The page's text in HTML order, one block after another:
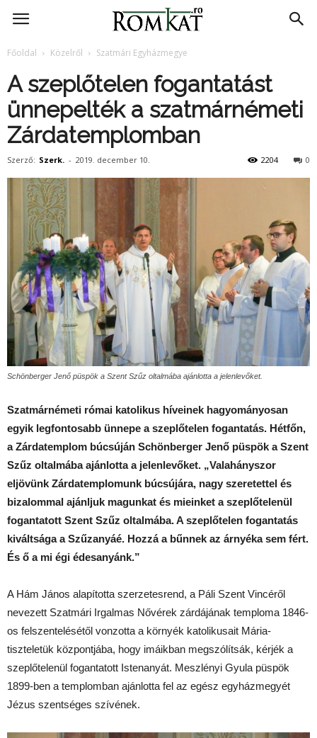
RomKat.ro
Főoldal Közelről Szatmári Egyházmegye
A szeplőtelen fogantatást
ünnepelték a szatmárnémeti
Zárdatemplomban
Szerző: Szerk. - 2019. december 10. 0
2204
Schönberger Jenő püspök a Szent Szűz oltalmába ajánlotta a jelenlevőket.
Szatmárnémeti római katolikus híveinek hagyományosan
egyik legfontosabb ünnepe a szeplőtelen fogantatás. Hétfőn,
a Zárdatemplom búcsúján Schönberger Jenő püspök a Szent
Szűz oltalmába ajánlotta a jelenlevőket. „Valahányszor
eljövünk Zárdatemplomunk búcsújára, nagy szeretettel és
bizalommal ajánljuk magunkat és mieinket a szeplőtelenül
fogantatott Szent Szűz oltalmába. A szeplőtelen fogantatás
kiváltsága a Szűzanyáé. Hozzá a bűnnek az árnyéka sem fért.
És ő a mi égi édesanyánk.”
A Hám János alapította szerzetesrend, a Páli Szent Vincéről
nevezett Szatmári Irgalmas Nővérek zárdájának temploma 1846-
os felszentelésétől vonzotta a környék katolikusait Mária-
tiszteletük központjába, hogy imáikban megszólítsák, kérjék a
szeplőtelenül fogantatott Istenanyát. Meszlényi Gyula püspök
1899-ben a templomban ajánlotta fel az egész egyházmegyét
Jézus szentséges szívének.